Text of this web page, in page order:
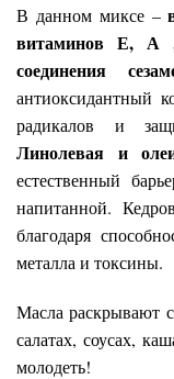
В данном миксе –
витаминов Е,
соединения
антиоксидантный
радикалов и
Линолевая и
естественный
напитанной.
благодаря
металла и токсины.
Масла раскрывают
салатах, соусах,
молодеть!